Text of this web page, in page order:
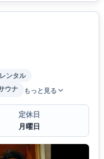
ンタル
ウナ もっと見る
定休日
月曜日